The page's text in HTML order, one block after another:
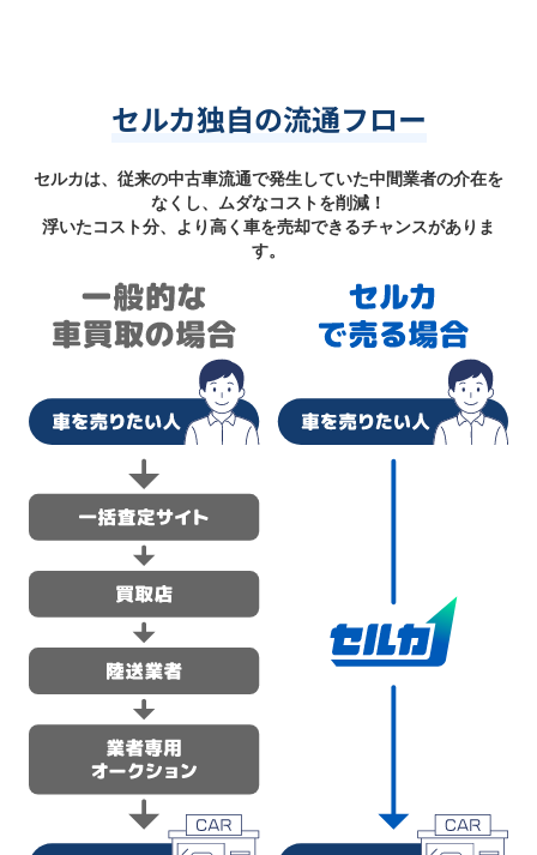
セルカ独自の流通フロー
セルカは、従来の中古車流通で発生していた中間業者の介在を
なくし、ムダなコストを削減！
浮いたコスト分、より高く車を売却できるチャンスがありま
す。